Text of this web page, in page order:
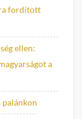
fordított
ellen:
a
palánkon